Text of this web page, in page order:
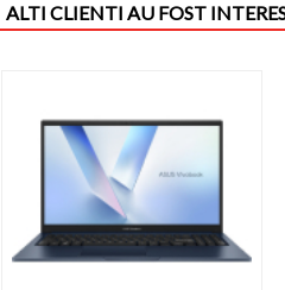
ALTI CLIENTI AU FOST